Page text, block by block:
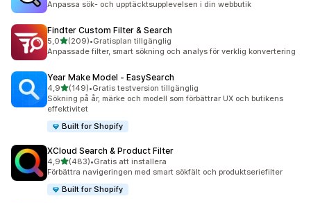
Anpassa sök- och upptäcktsupplevelsen i din webbutik
Findter Custom Filter & Search
5,0av 5 stjärnor
(209)
209 recensioner totalt
•Gratisplan tillgänglig
Anpassade filter, smart sökning och analys för verklig konvertering
Year Make Model ‑ EasySearch
4,9av 5 stjärnor
(149)
149 recensioner totalt
•Gratis testversion tillgänglig
Sökning på år, märke och modell som förbättrar UX och butikens
effektivitet
Built for Shopify
XCloud Search & Product Filter
4,9av 5 stjärnor
(483)
483 recensioner totalt
•Gratis att installera
Förbättra navigeringen med smart sökfält och produktseriefilter
Built for Shopify